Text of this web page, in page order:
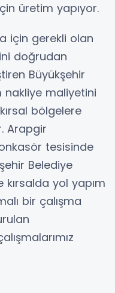
üretim yapıyor.
için gerekli olan
doğrudan
Büyükşehir
maliyetini
bölgelere
Arapgir
tesisinde
Belediye
kırsalda yol yapım
bir çalışma